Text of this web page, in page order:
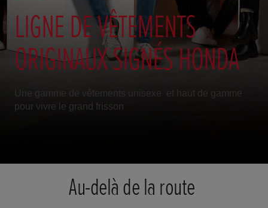
LIGNE DE VÊTEMENTS
ORIGINAUX SIGNÉS HONDA
Une gamme de vêtements unisexe et haut de gamme
pour vivre le grand frisson
Au-delà de la route